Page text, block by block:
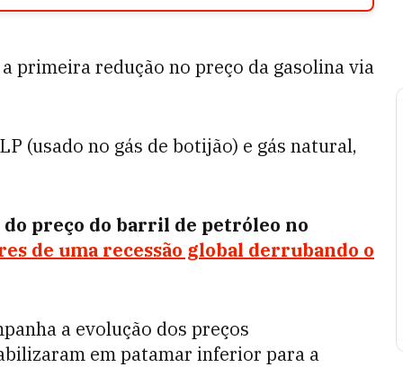
primeira redução no preço da gasolina via
(usado no gás de botijão) e gás natural,
do preço do barril de petróleo no
de uma recessão global derrubando o
a evolução dos preços
em patamar inferior para a